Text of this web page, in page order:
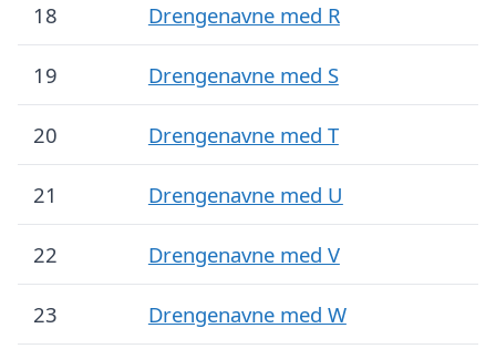
18 Drengenavne med R
19 Drengenavne med S
20 Drengenavne med T
21 Drengenavne med U
22 Drengenavne med V
23 Drengenavne med W